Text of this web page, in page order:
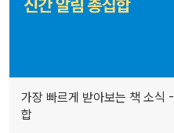
가장 빠르게 받아보는 책 소식
합